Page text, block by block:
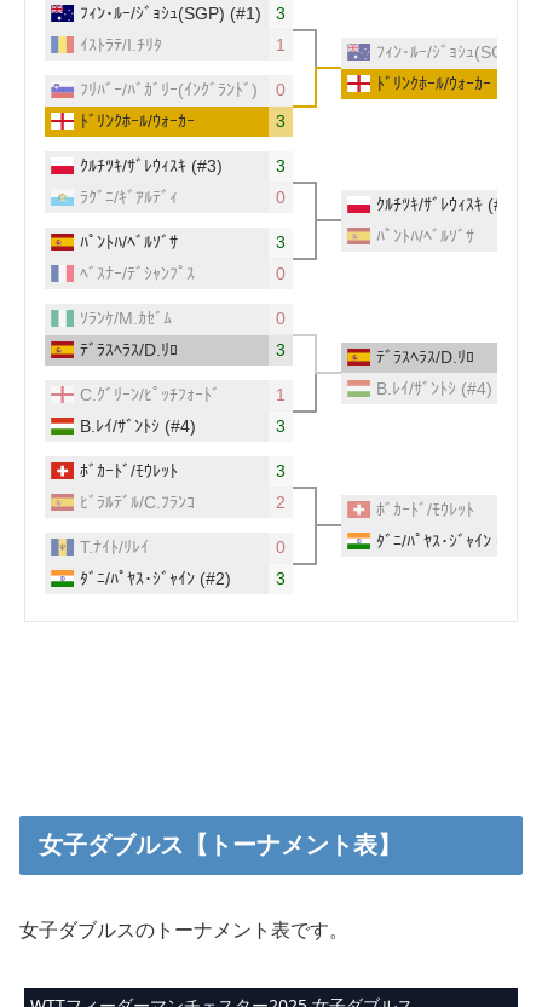
女子ダブルス【トーナメント表】
女子ダブルスのトーナメント表です。